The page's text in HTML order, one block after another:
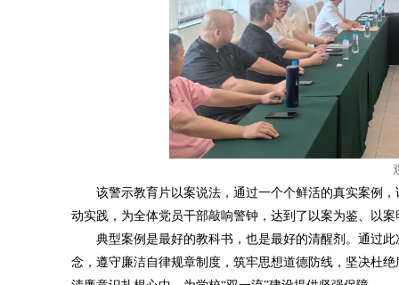
该警示教育片以案说法，通过一个个鲜活的真实案例，
动实践，为全体党员干部敲响警钟，达到了以案为鉴、以
典型案例是最好的教科书，也是最好的清醒剂。通过此
念，遵守廉洁自律规章制度，筑牢思想道德防线，坚决杜